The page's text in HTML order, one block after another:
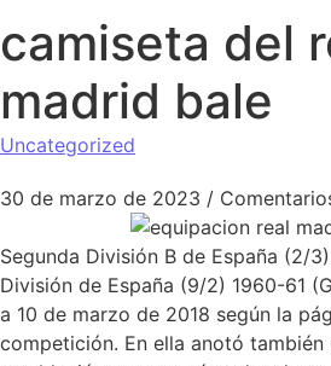
camiseta del
madrid bale
Uncategorized
30 de marzo de 2023 /
Segunda División B de España (2/
División de España (9/2) 1960-61
a 10 de marzo de 2018 según la
competición. En ella anotó